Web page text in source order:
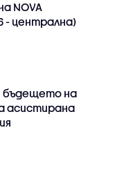
NOVA
- централна)
бъдещето на
асистирана